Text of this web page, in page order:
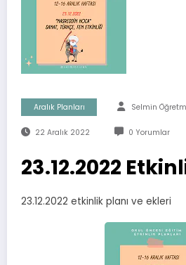
Aralık Planları Selmin
22 Aralık 2022 0 Yorumlar
23.12.2022
23.12.2022 etkinlik planı ve ekleri